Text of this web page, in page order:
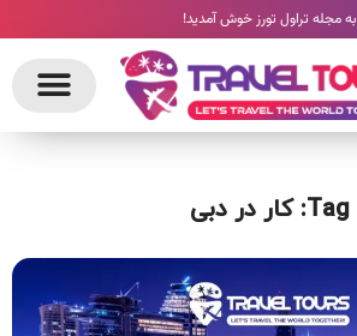
به مجله تراول تورز خوش آمدید!
Tag: کار در دبی